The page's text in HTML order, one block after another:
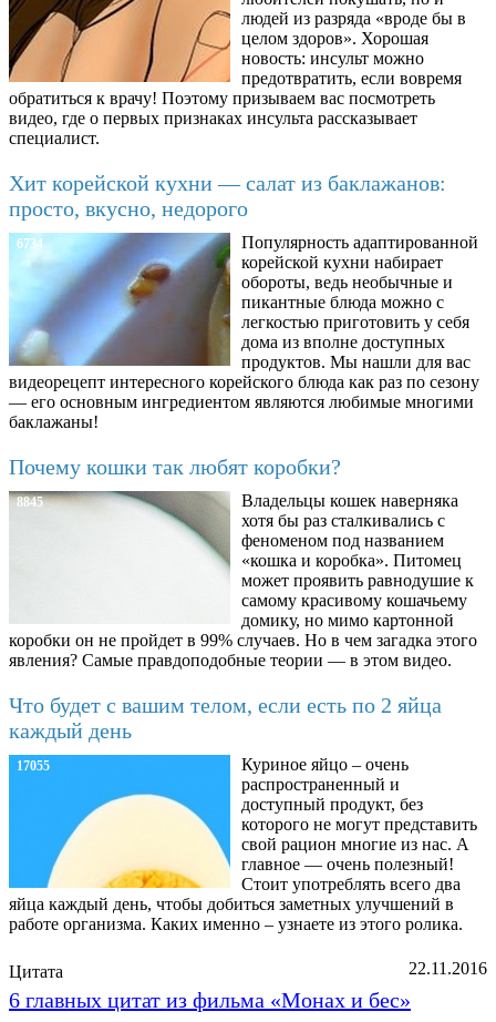
людей из разряда «вроде бы в
целом здоров». Хорошая
новость: инсульт можно
предотвратить, если вовремя
обратиться к врачу! Поэтому призываем вас посмотреть
видео, где о первых признаках инсульта рассказывает
специалист.
Хит корейской кухни — салат из баклажанов:
просто, вкусно, недорого
6734
Популярность адаптированной
корейской кухни набирает
обороты, ведь необычные и
пикантные блюда можно с
легкостью приготовить у себя
дома из вполне доступных
продуктов. Мы нашли для вас
видеорецепт интересного корейского блюда как раз по сезону
— его основным ингредиентом являются любимые многими
баклажаны!
Почему кошки так любят коробки?
8845
Владельцы кошек наверняка
хотя бы раз сталкивались с
феноменом под названием
«кошка и коробка». Питомец
может проявить равнодушие к
самому красивому кошачьему
домику, но мимо картонной
коробки он не пройдет в 99% случаев. Но в чем загадка этого
явления? Самые правдоподобные теории — в этом видео.
Что будет с вашим телом, если есть по 2 яйца
каждый день
17055
Куриное яйцо – очень
распространенный и
доступный продукт, без
которого не могут представить
свой рацион многие из нас. А
главное — очень полезный!
Стоит употреблять всего два
яйца каждый день, чтобы добиться заметных улучшений в
работе организма. Каких именно – узнаете из этого ролика.
22.11.2016
Цитата
6 главных цитат из фильма «Монах и бес»